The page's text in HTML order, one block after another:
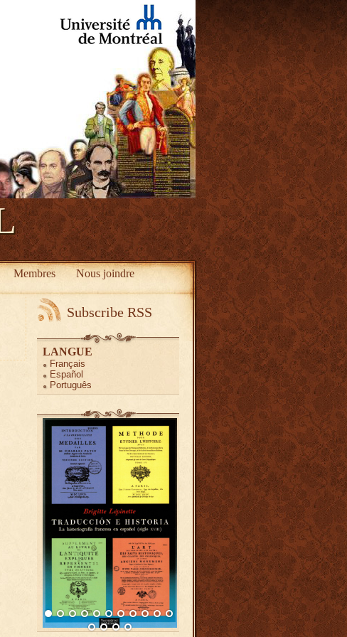
Membres Nous joindre
Subscribe RSS
LANGUE
Français
Español
Português